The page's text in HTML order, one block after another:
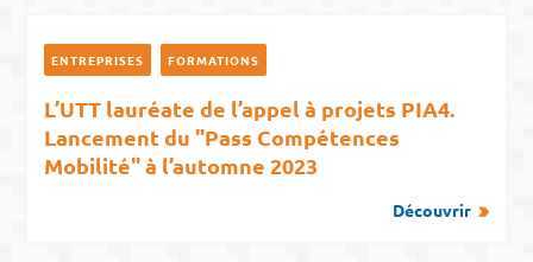
ENTREPRISES FORMATIONS
L’UTT lauréate de l’appel à projets PIA4.
Lancement du "Pass Compétences
Mobilité" à l’automne 2023
Découvrir